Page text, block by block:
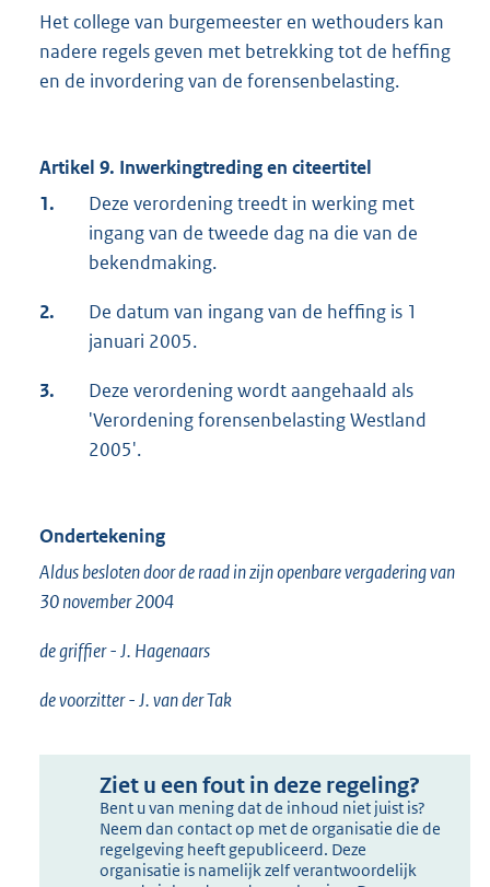
Het college van burgemeester en wethouders kan
nadere regels geven met betrekking tot de heffing
en de invordering van de forensenbelasting.
Artikel 9. Inwerkingtreding en citeertitel
1.
Deze verordening treedt in werking met
ingang van de tweede dag na die van de
bekendmaking.
2.
De datum van ingang van de heffing is 1
januari 2005.
3.
Deze verordening wordt aangehaald als
'Verordening forensenbelasting Westland
2005'.
Ondertekening
Aldus besloten door de raad in zijn openbare vergadering van
30 november 2004
de griffier - J. Hagenaars
de voorzitter - J. van der Tak
Ziet u een fout in deze regeling?
Bent u van mening dat de inhoud niet juist is?
Neem dan contact op met de organisatie die de
regelgeving heeft gepubliceerd. Deze
organisatie is namelijk zelf verantwoordelijk